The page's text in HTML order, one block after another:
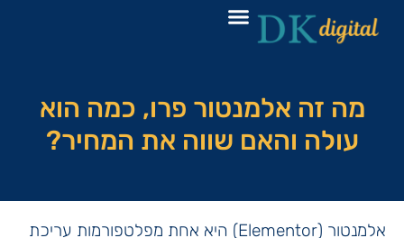
מה זה אלמנטור פרו, כמה הוא
עולה והאם שווה את המחיר?
אלמנטור (Elementor) היא אחת מפלטפורמות עריכת